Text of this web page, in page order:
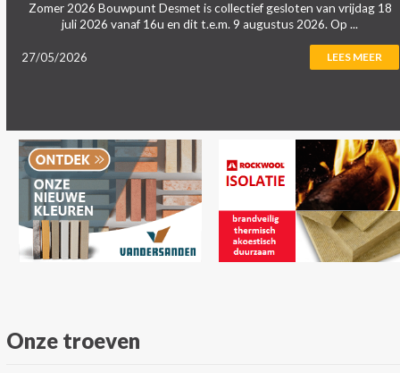
Zomer 2026 Bouwpunt Desmet is collectief gesloten van vrijdag 18
juli 2026 vanaf 16u en dit t.e.m. 9 augustus 2026. Op ...
27/05/2026 LEES MEER
Onze troeven